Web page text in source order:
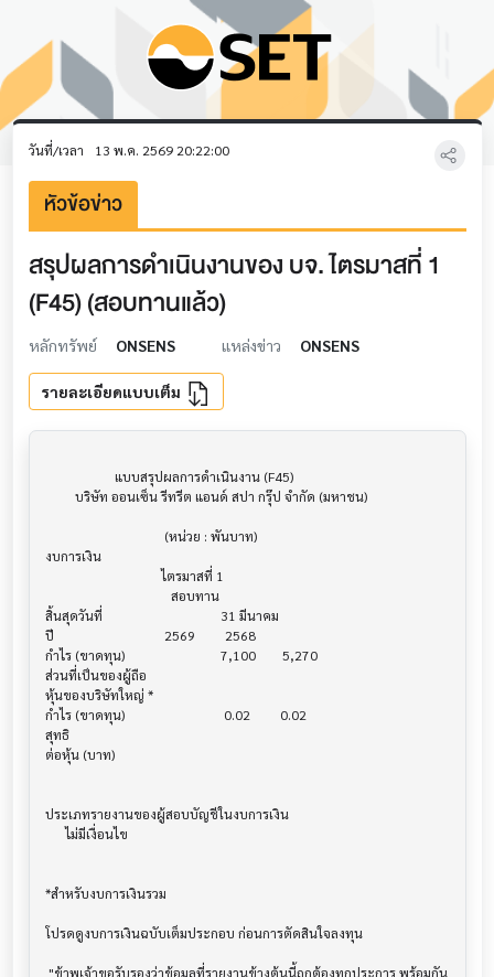
วันที่/เวลา 13 พ.ค. 2569 20:22:00
หัวข้อข่าว
สรุปผลการดำเนินงานของ บจ. ไตรมาสที่ 1
(F45) (สอบทานแล้ว)
หลักทรัพย์ ONSENS แหล่งข่าว ONSENS
รายละเอียดแบบเต็ม
งบการเงิน
                                   ไตรมาสที่ 1
สิ้นสุดวันที่			             31 มีนาคม
ปี       			    2569         2568
กำไร (ขาดทุน) 			     7,100        5,270
ส่วนที่เป็นของผู้ถือ
หุ้นของบริษัทใหญ่ *
กำไร (ขาดทุน) 			      0.02         0.02
สุทธิ
ต่อหุ้น (บาท)
ประเภทรายงานของผู้สอบบัญชีในงบการเงิน
      ไม่มีเงื่อนไข
*สำหรับงบการเงินรวม
โปรดดูงบการเงินฉบับเต็มประกอบ ก่อนการตัดสินใจลงทุน